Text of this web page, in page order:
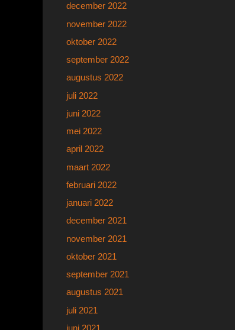
december 2022
november 2022
oktober 2022
september 2022
augustus 2022
juli 2022
juni 2022
mei 2022
april 2022
maart 2022
februari 2022
januari 2022
december 2021
november 2021
oktober 2021
september 2021
augustus 2021
juli 2021
juni 2021